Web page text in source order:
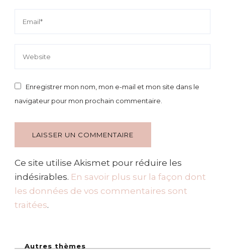
Enregistrer mon nom, mon e-mail et mon site dans le
navigateur pour mon prochain commentaire.
Ce site utilise Akismet pour réduire les
indésirables. En savoir plus sur la façon dont
les données de vos commentaires sont
traitées.
Autres thèmes